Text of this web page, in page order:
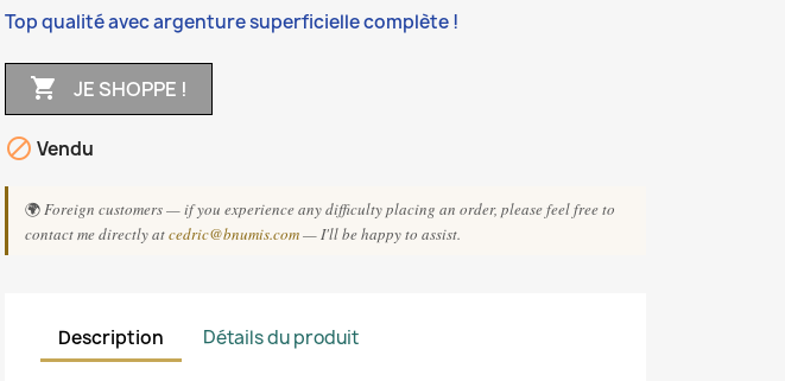
Top qualité avec argenture superficielle complète !
 JE SHOPPE !
 Vendu
🌍Foreign customers — if you experience any difficulty placing an order, please feel free to
contact me directly atcedric@bnumis.com— I'll be happy to assist.
Description Détails du produit